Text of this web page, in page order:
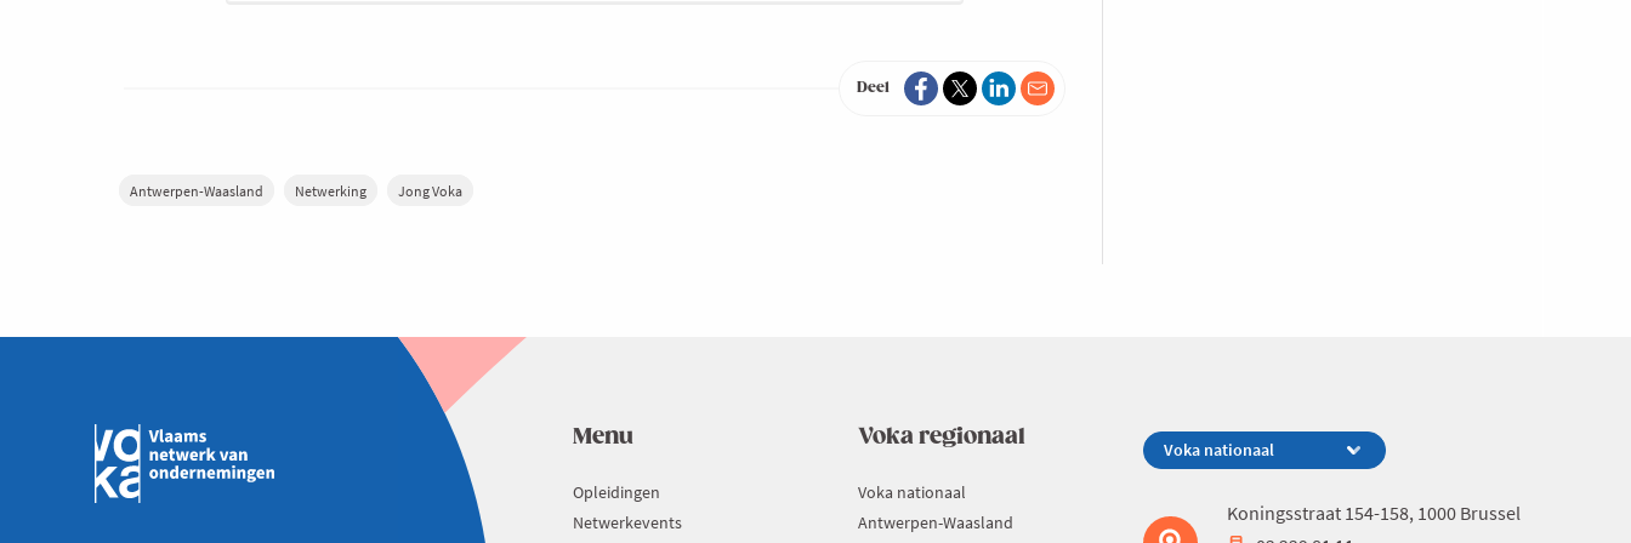
Deel
Antwerpen-Waasland Netwerking Jong Voka
Menu
Opleidingen
Netwerkevents
Voka regionaal
Voka nationaal
Antwerpen-Waasland
Koningsstraat 154-158, 1000 Brussel